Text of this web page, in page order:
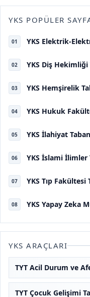
YKS POPÜLER
01 YKS Elektrik-
02 YKS Diş Hekimliği
03 YKS Hemşirelik
04 YKS Hukuk
05 YKS İlahiyat
06 YKS İslami İlimler
07 YKS Tıp Fakültesi
08 YKS Yapay Zeka
YKS ARAÇLARI
TYT Acil Durum ve
TYT Çocuk Gelişimi